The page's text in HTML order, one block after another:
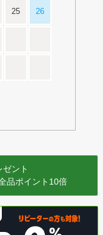
25 26
ント
品ポイント10倍